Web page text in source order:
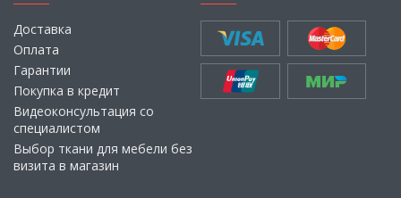
Доставка
Оплата
Гарантии
Покупка в кредит
Видеоконсультация со
специалистом
Выбор ткани для мебели без
визита в магазин